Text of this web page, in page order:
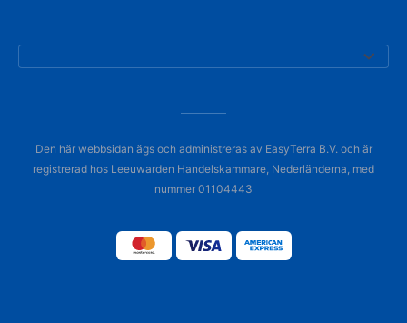
Den här webbsidan ägs och administreras av EasyTerra B.V. och är
registrerad hos Leeuwarden Handelskammare, Nederländerna, med
nummer 01104443